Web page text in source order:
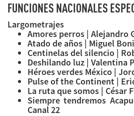
FUNCIONES NACIONALES
Largometrajes
Amores perros | Alejandro
Atado de años | Miguel
Centinelas del silencio |
Deshilando luz | Valentina
Héroes verdes México |
Pulse of the Continent |
La ruta que somos | César
Siempre tendremos
Canal 22